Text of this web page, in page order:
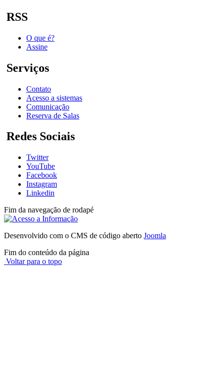
RSS
O que é?
Assine
Serviços
Contato
Acesso a sistemas
Comunicação
Reserva de Salas
Redes Sociais
Twitter
YouTube
Facebook
Instagram
Linkedin
Fim da navegação de rodapé
Desenvolvido com o CMS de código aberto Joomla
Fim do conteúdo da página
Voltar para o topo